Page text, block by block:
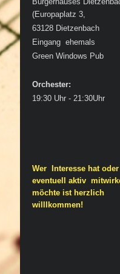
(Europaplatz 3
63128 Dietzenbach
Eingang ehemals
Green Windows Pub
Orchester:
19:30 Uhr - 21:30Uhr
Wer Interesse hat oder
eventuell aktiv
möchte ist herzlich
willlkommen!